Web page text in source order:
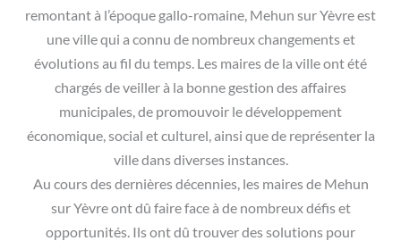
remontant à l’époque gallo-romaine, Mehun sur Yèvre est
une ville qui a connu de nombreux changements et
évolutions au fil du temps. Les maires de la ville ont été
chargés de veiller à la bonne gestion des affaires
municipales, de promouvoir le développement
économique, social et culturel, ainsi que de représenter la
ville dans diverses instances.
Au cours des dernières décennies, les maires de Mehun
sur Yèvre ont dû faire face à de nombreux défis et
opportunités. Ils ont dû trouver des solutions pour